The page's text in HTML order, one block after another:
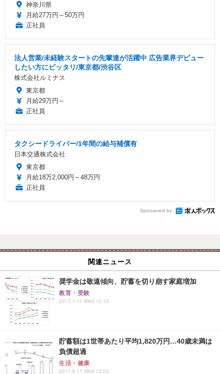
神奈川県
月給27万円～50万円
正社員
法人営業/未経験スタートの先輩達が活躍中 広告業界デビュー
したい方にピッタリ/東京都/渋谷区
株式会社ルミナス
東京都
月給29万円～
正社員
タクシードライバー/1年間の給与補償有
日本交通株式会社
東京都
月給18万2,000円～48万円
正社員
Sponsored by
関連ニュース
奨学金は敬遠傾向、貯蓄を切り崩す家庭増加
教育・受験
2017.1.11 Wed 12:15
貯蓄額は1世帯あたり平均1,820万円…40歳未満は
負債超過
生活・健康
2017.5.17 Wed 15:02